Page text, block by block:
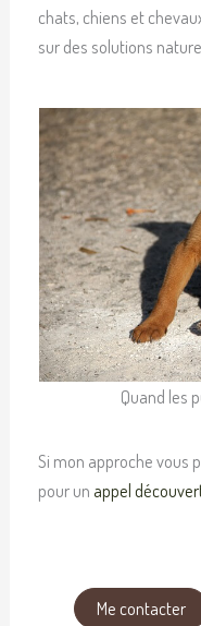
chats, chiens et
sur des solutions
Quand les
Si mon approche vous
pour un appel
Me contacter